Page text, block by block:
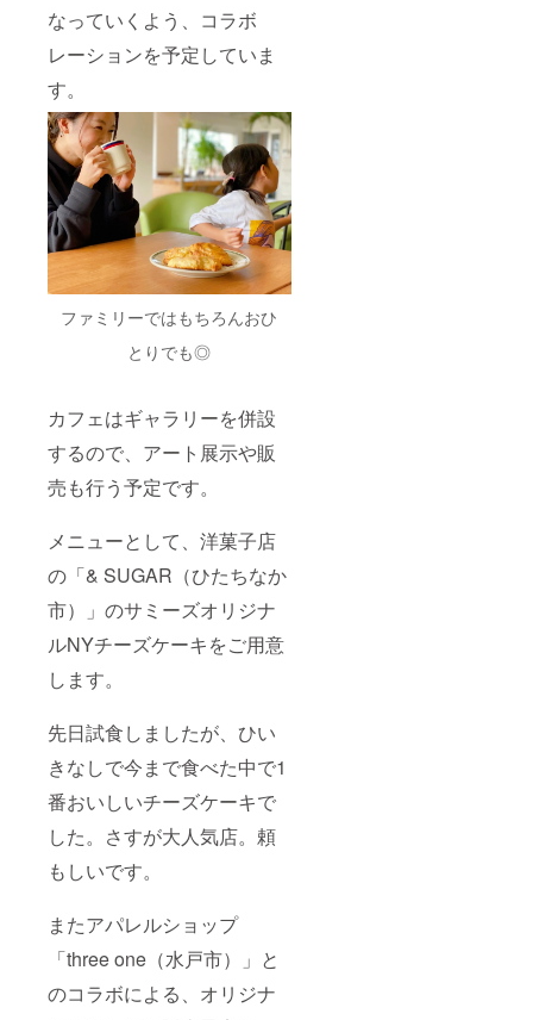
なっていくよう、コラボ
レーションを予定していま
す。
ファミリーではもちろんおひ
とりでも◎
カフェはギャラリーを併設
するので、アート展示や販
売も行う予定です。
メニューとして、洋菓子店
の「& SUGAR（ひたちなか
市）」のサミーズオリジナ
ルNYチーズケーキをご用意
します。
先日試食しましたが、ひい
きなしで今まで食べた中で1
番おいしいチーズケーキで
した。さすが大人気店。頼
もしいです。
またアパレルショップ
「three one（水戸市）」と
のコラボによる、オリジナ